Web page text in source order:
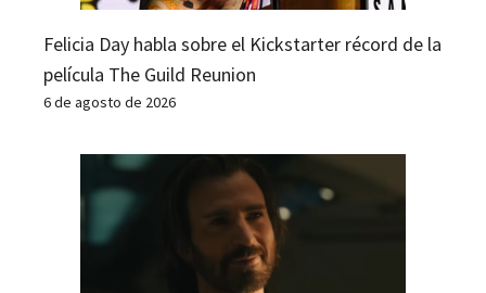
Felicia Day habla sobre el Kickstarter récord de la
película The Guild Reunion
6 de agosto de 2026